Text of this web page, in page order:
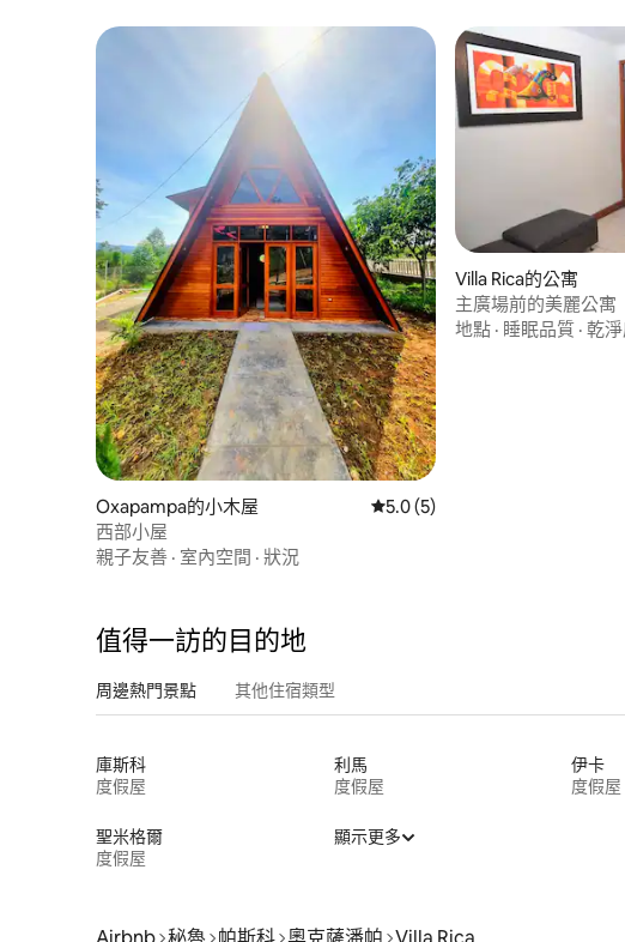
Oxapampa的小木屋 從 5 則評價中獲得 5.0 的平均評
5.0 (5)
西部小屋
親子友善 · 室內空間 · 狀況
Villa Rica的公寓
主廣場前的美麗公寓
地點 · 睡眠品質 · 乾
值得一訪的目的地
周邊熱門景點 其他住宿類型
庫斯科
度假屋
利馬
度假屋
伊卡
度假屋
聖米格爾
度假屋
顯示更多